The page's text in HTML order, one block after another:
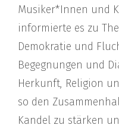
Musiker*Innen und
informierte es zu
Demokratie und
Begegnungen und
Herkunft, Religion
so den
Kandel zu stärken